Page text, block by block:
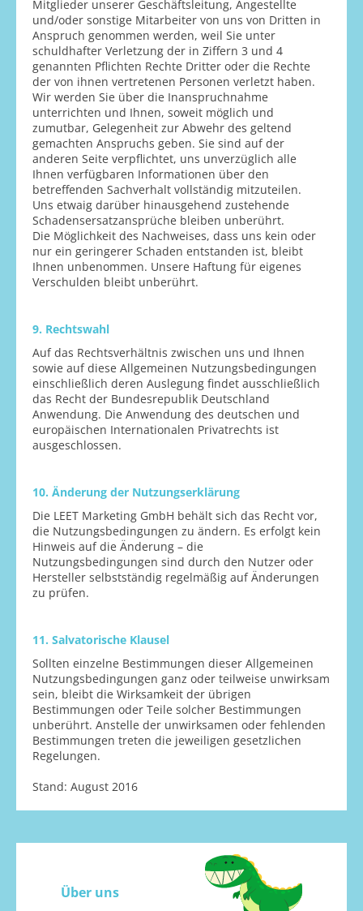
Mitglieder unserer Geschäftsleitung, Angestellte
und/oder sonstige Mitarbeiter von uns von Dritten in
Anspruch genommen werden, weil Sie unter
schuldhafter Verletzung der in Ziffern 3 und 4
genannten Pflichten Rechte Dritter oder die Rechte
der von ihnen vertretenen Personen verletzt haben.
Wir werden Sie über die Inanspruchnahme
unterrichten und Ihnen, soweit möglich und
zumutbar, Gelegenheit zur Abwehr des geltend
gemachten Anspruchs geben. Sie sind auf der
anderen Seite verpflichtet, uns unverzüglich alle
Ihnen verfügbaren Informationen über den
betreffenden Sachverhalt vollständig mitzuteilen.
Uns etwaig darüber hinausgehend zustehende
Schadensersatzansprüche bleiben unberührt.
Die Möglichkeit des Nachweises, dass uns kein oder
nur ein geringerer Schaden entstanden ist, bleibt
Ihnen unbenommen. Unsere Haftung für eigenes
Verschulden bleibt unberührt.
9. Rechtswahl
Auf das Rechtsverhältnis zwischen uns und Ihnen
sowie auf diese Allgemeinen Nutzungsbedingungen
einschließlich deren Auslegung findet ausschließlich
das Recht der Bundesrepublik Deutschland
Anwendung. Die Anwendung des deutschen und
europäischen Internationalen Privatrechts ist
ausgeschlossen.
10. Änderung der Nutzungserklärung
Die LEET Marketing GmbH behält sich das Recht vor,
die Nutzungsbedingungen zu ändern. Es erfolgt kein
Hinweis auf die Änderung – die
Nutzungsbedingungen sind durch den Nutzer oder
Hersteller selbstständig regelmäßig auf Änderungen
zu prüfen.
11. Salvatorische Klausel
Sollten einzelne Bestimmungen dieser Allgemeinen
Nutzungsbedingungen ganz oder teilweise unwirksam
sein, bleibt die Wirksamkeit der übrigen
Bestimmungen oder Teile solcher Bestimmungen
unberührt. Anstelle der unwirksamen oder fehlenden
Bestimmungen treten die jeweiligen gesetzlichen
Regelungen.
Stand: August 2016
Über uns